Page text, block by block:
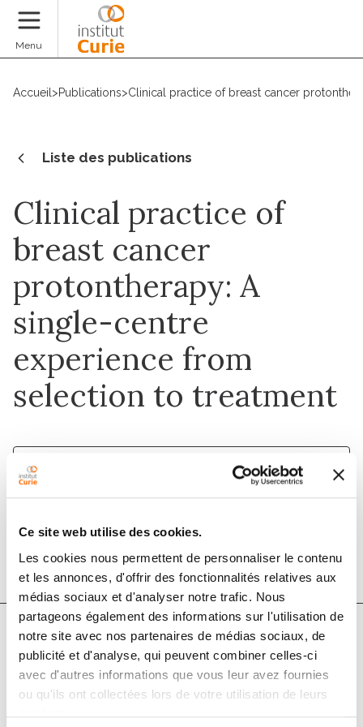
Ce site web utilise des cookies.
Les cookies nous permettent de personnaliser le contenu
et les annonces, d'offrir des fonctionnalités relatives aux
médias sociaux et d'analyser notre trafic. Nous
partageons également des informations sur l'utilisation de
notre site avec nos partenaires de médias sociaux, de
publicité et d'analyse, qui peuvent combiner celles-ci
avec d'autres informations que vous leur avez fournies
ou qu'ils ont collectées lors de votre utilisation de leurs
Menu
Accueil >Publications>Clinical practice of breast cancer
Liste des publications
Clinical practice of
breast cancer
protontherapy: A
single-centre
experience from
selection to treatment
1 juin 2021
Cancer/Radiothérapie
DOI :10.1016/j.canrad.2021.01.005
Auteurs
P. Loap, A. Beddok, K.I. Cao, F. Goudjil, A. Fourquet, R.